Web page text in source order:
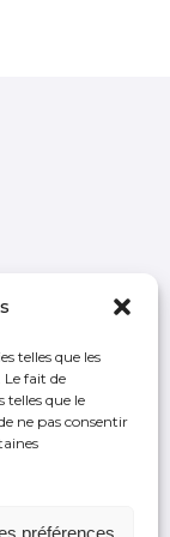
telles que les
fait de
telles que le
ne pas consentir
préférences